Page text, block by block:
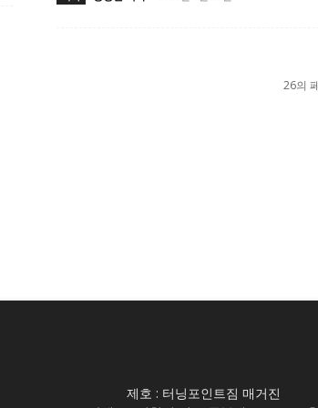
26의
제호 : 터닝포인트짐 매거진